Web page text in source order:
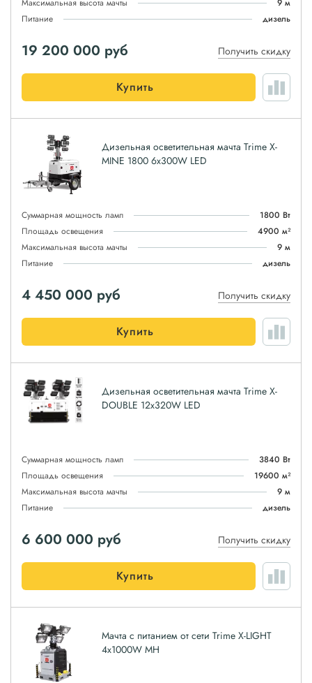
Максимальная высота мачты
9 м
Питание
дизель
19 200 000 руб Получить скидку
Купить
Дизельная осветительная мачта Trime X-
MINE 1800 6x300W LED
Суммарная мощность ламп
1800 Вт
Площадь освещения
4900 м²
Максимальная высота мачты
9 м
Питание
дизель
4 450 000 руб Получить скидку
Купить
Дизельная осветительная мачта Trime X-
DOUBLE 12х320W LED
Суммарная мощность ламп
3840 Вт
Площадь освещения
19600 м²
Максимальная высота мачты
9 м
Питание
дизель
6 600 000 руб Получить скидку
Купить
Мачта с питанием от сети Trime X-LIGHT
4x1000W MH